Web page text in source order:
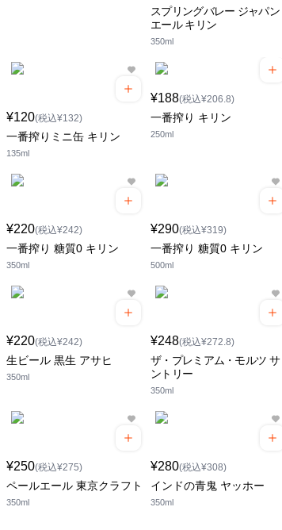
スプリングバレー ジャパン
エール キリン
350ml
¥120(税込¥132)
一番搾りミニ缶 キリン
135ml
¥188(税込¥206.8)
一番搾り キリン
250ml
¥220(税込¥242)
一番搾り 糖質0 キリン
350ml
¥290(税込¥319)
一番搾り 糖質0 キリン
500ml
¥220(税込¥242)
生ビール 黒生 アサヒ
350ml
¥248(税込¥272.8)
ザ・プレミアム・モルツ サ
ントリー
350ml
¥250(税込¥275)
ペールエール 東京クラフト
350ml
¥280(税込¥308)
インドの青鬼 ヤッホー
350ml